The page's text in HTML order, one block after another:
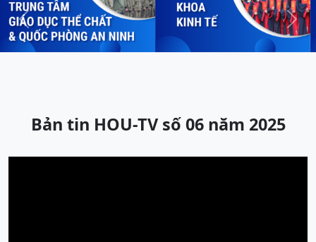
Previous Next
Bản tin HOU-TV số 06 năm 2025